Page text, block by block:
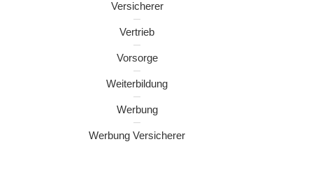
Versicherer
Vertrieb
Vorsorge
Weiterbildung
Werbung
Werbung Versicherer